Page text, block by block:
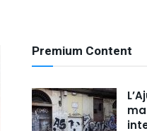
Premium Content